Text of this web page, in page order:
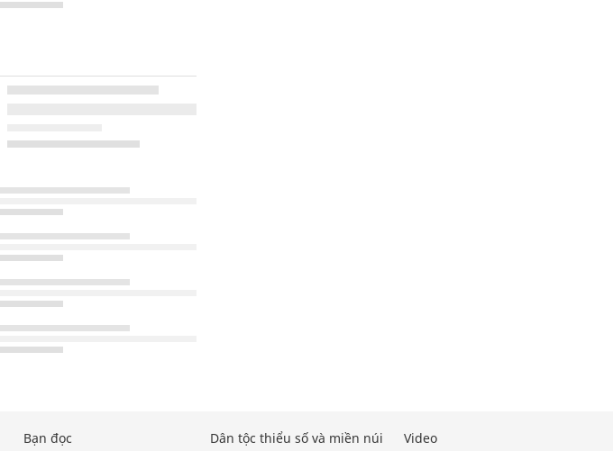
Bạn đọc Dân tộc thiểu số và miền núi Video